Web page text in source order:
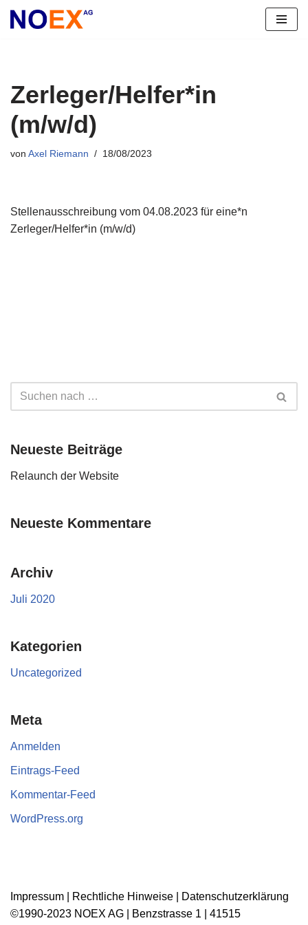
Zerleger/Helfer*in
(m/w/d)
von Axel Riemann 18/08/2023
Stellenausschreibung vom 04.08.2023 für eine*n
Zerleger/Helfer*in (m/w/d)
Neueste Beiträge
Relaunch der Website
Neueste Kommentare
Archiv
Juli 2020
Kategorien
Uncategorized
Meta
Anmelden
Eintrags-Feed
Kommentar-Feed
WordPress.org
Impressum Rechtliche Hinweise
Datenschutzerklärung
©1990-2023 NOEX AG | Benzstrasse 1 | 41515